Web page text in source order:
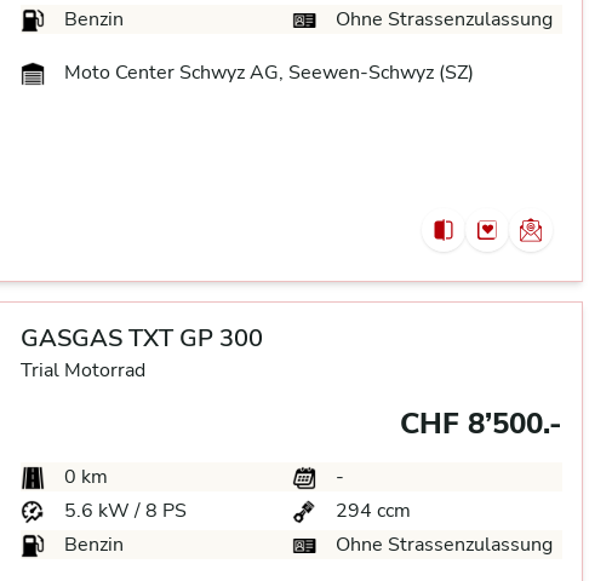
Benzin
Ohne Strassenzulassung
Moto Center Schwyz AG, Seewen-Schwyz (SZ)
GASGAS TXT GP 300
Trial Motorrad
CHF 8’500.-
0 km
-
5.6 kW / 8 PS
294 ccm
Benzin
Ohne Strassenzulassung